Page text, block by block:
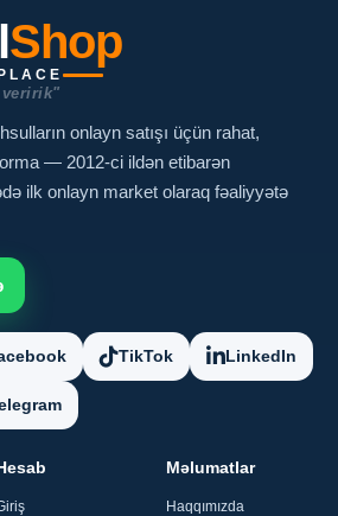
Shop
veririk"
onlayn satışı üçün rahat,
— 2012-ci ildən etibarən
ilk onlayn market olaraq fəaliyyətə
TikTok LinkedIn
Məlumatlar
Haqqımızda